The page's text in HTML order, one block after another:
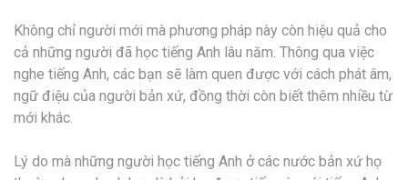
Không chỉ người mới mà phương pháp này còn hiệu quả cho
cả những người đã học tiếng Anh lâu năm. Thông qua việc
nghe tiếng Anh, các bạn sẽ làm quen được với cách phát âm,
ngữ điệu của người bản xứ, đồng thời còn biết thêm nhiều từ
mới khác.
Lý do mà những người học tiếng Anh ở các nước bản xứ họ